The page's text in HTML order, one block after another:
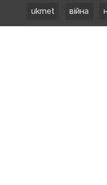
ukrnet війна